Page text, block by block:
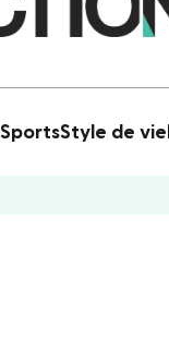
SportsStyle de vie